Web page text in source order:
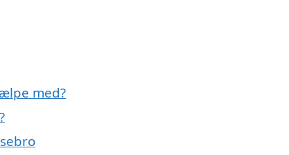
med?